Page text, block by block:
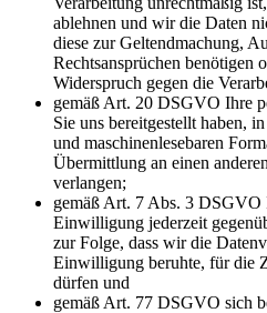
ablehnen und wir die Daten
diese zur Geltendmachung,
Rechtsansprüchen benötigen
Widerspruch gegen die
gemäß Art. 20 DSGVO Ihre
Sie uns bereitgestellt haben,
und maschinenlesebaren
Übermittlung an einen
verlangen;
gemäß Art. 7 Abs. 3 DSGVO
Einwilligung jederzeit
zur Folge, dass wir die
Einwilligung beruhte, für die
dürfen und
gemäß Art. 77 DSGVO sich